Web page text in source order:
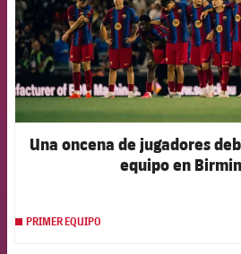
Una oncena de jugadores
equipo en
PRIMER EQUIPO